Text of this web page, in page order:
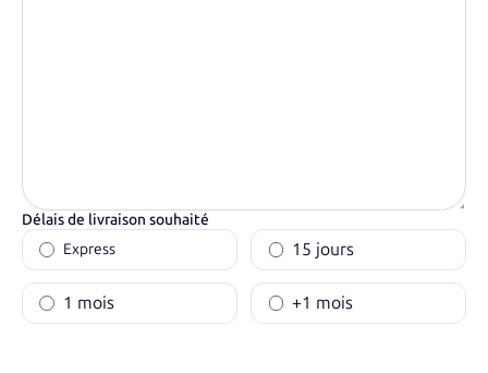
Délais de livraison souhaité
Express
15 jours
1 mois +1 mois